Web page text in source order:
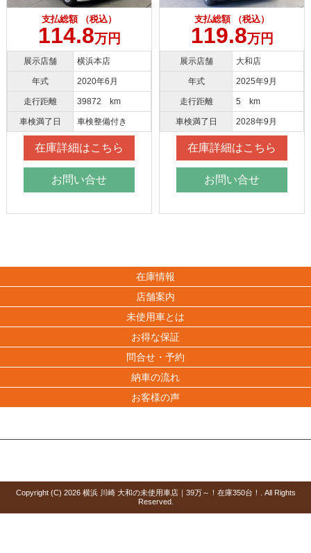
支払総額 （税込）
114.8万円
展示店舗 横浜本店
年式 2020年6月
走行距離 39872 km
車検満了日 車検整備付き
在庫詳細はこちら
お問い合せ
支払総額 （税込）
119.8万円
展示店舗 大和店
年式 2025年9月
走行距離 5 km
車検満了日 2028年9月
在庫詳細はこちら
お問い合せ
在庫情報
店舗案内
未使用車とは
お得な保証
問合せ・予約
納車の流れ
お客様の声
Copyright (C) 2026 横浜 川崎 大和の未使用車店｜39万～！在庫350台！
. All Rights
Reserved.